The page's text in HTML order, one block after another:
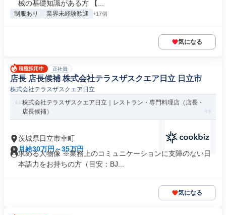
械の基礎知識がある方 【...
制服あり 業界未経験歓迎 +17個
気になる
正社員
店長 店長候補 株式会社テラスザスクエア日立 日立市
株式会社テラスザスクエア日立
株式会社テラスザスクエア日立｜レストラン・専門料理店（店長・
店長候補）
茨城県日立市幸町
月給30万円～35万円
求める人物像 ※業務上のコミュニケーションに支障のない日
本語力をお持ちの方（目安：BJ...
気になる